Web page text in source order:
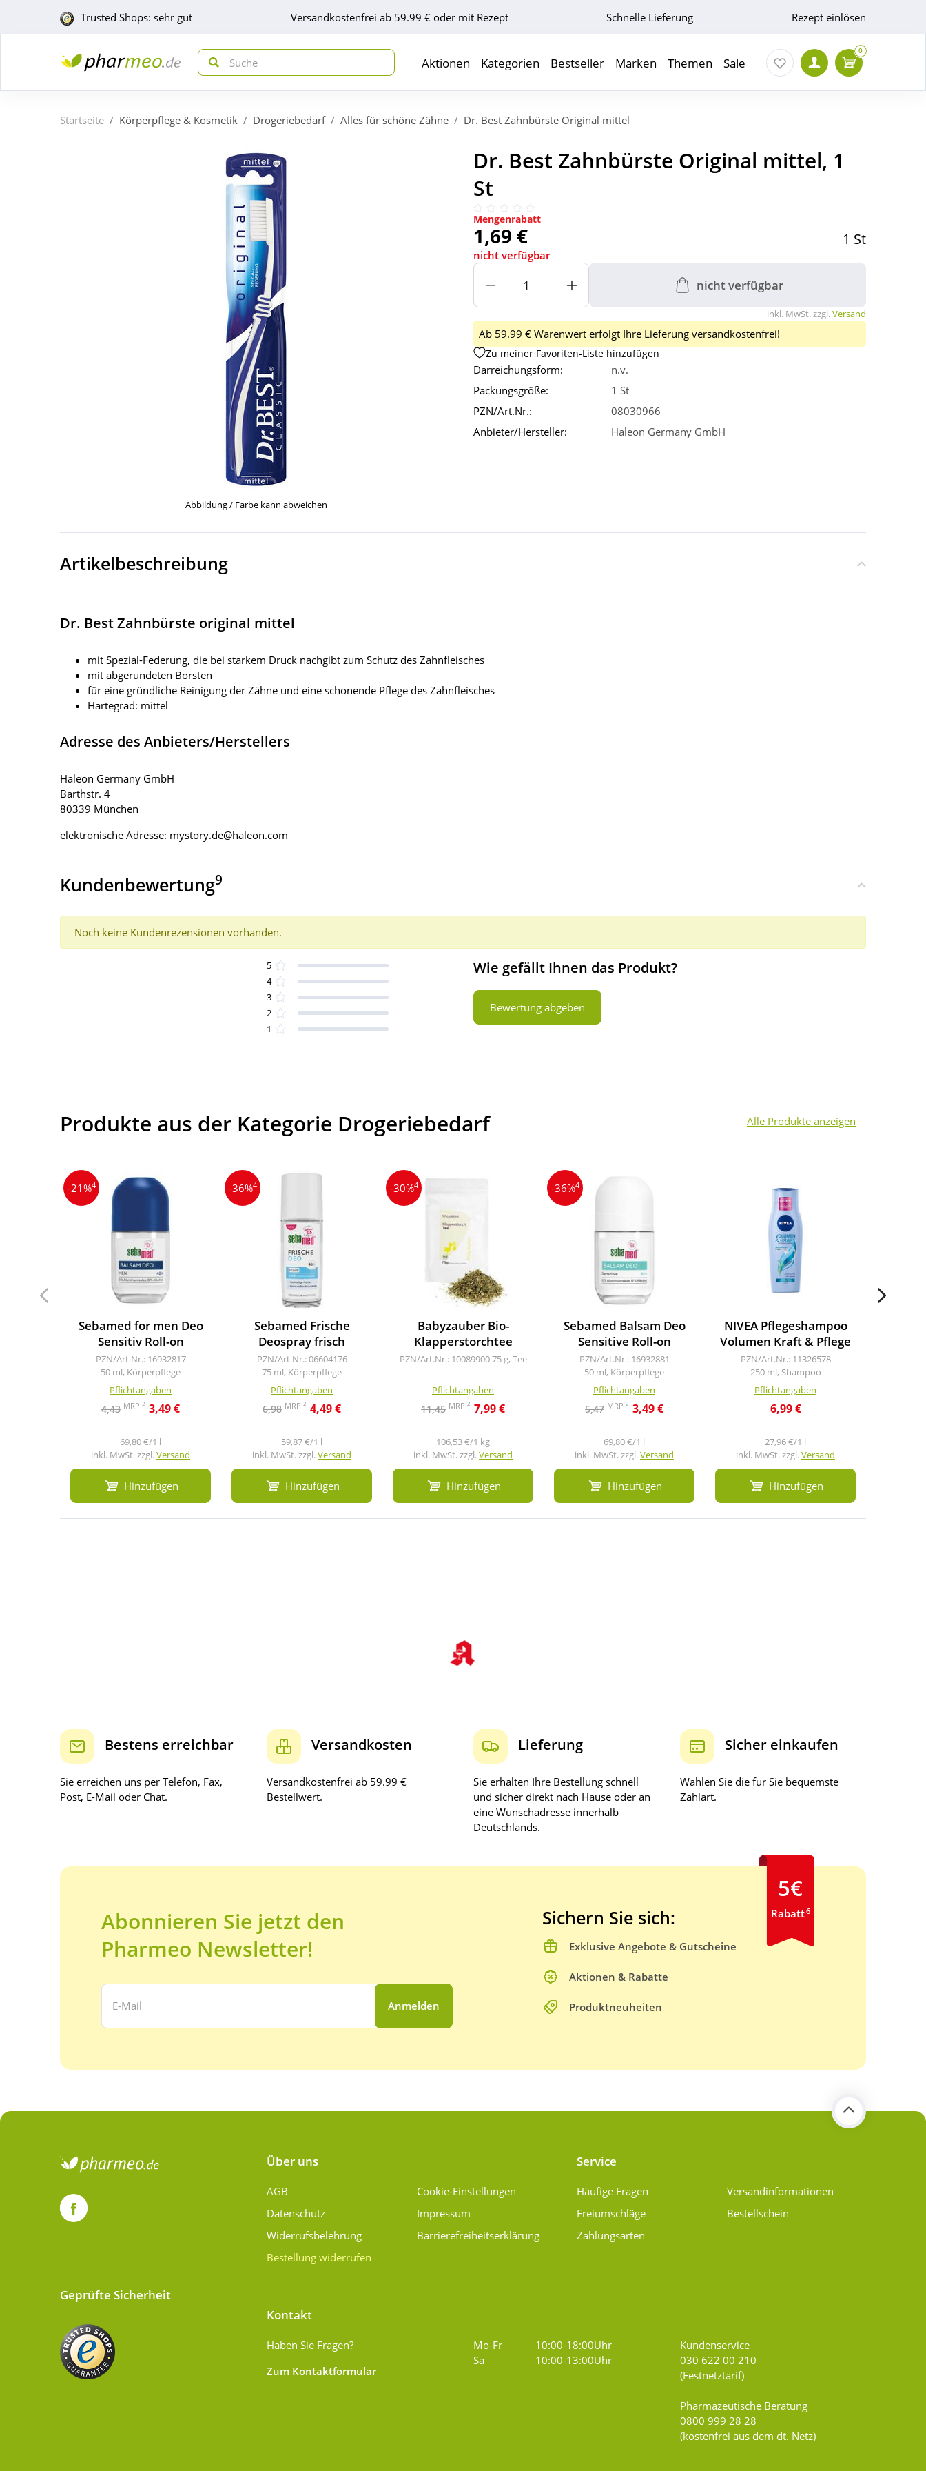
Trusted Shops: sehr gut Versandkostenfrei ab 59.99 € oder mit Rezept Schnelle Lieferung Rezept einlösen
Aktionen Kategorien Bestseller Marken Themen Sale
0
Startseite Körperpflege & Kosmetik Drogeriebedarf Alles für schöne Zähne Dr. Best Zahnbürste Original mittel
Abbildung / Farbe kann abweichen
Dr. Best Zahnbürste Original mittel, 1
St
Mengenrabatt
1,69 € 1 St
nicht verfügbar
nicht verfügbar
inkl. MwSt. zzgl.Versand
Ab 59.99 € Warenwert erfolgt Ihre Lieferung versandkostenfrei!
Zu meiner Favoriten-Liste hinzufügen
Darreichungsform:
n.v.
Packungsgröße:
1 St
PZN/Art.Nr.:
08030966
Anbieter/Hersteller:
Haleon Germany GmbH
Artikelbeschreibung
Dr. Best Zahnbürste original mittel
mit Spezial-Federung, die bei starkem Druck nachgibt zum Schutz des Zahnfleisches
mit abgerundeten Borsten
für eine gründliche Reinigung der Zähne und eine schonende Pflege des Zahnfleisches
Härtegrad: mittel
Adresse des Anbieters/Herstellers
Haleon Germany GmbH
Barthstr. 4
80339 München
elektronische Adresse: mystory.de@haleon.com
Kundenbewertung9
Noch keine Kundenrezensionen vorhanden.
5
4
3
2
1
Wie gefällt Ihnen das Produkt?
Bewertung abgeben
Produkte aus der Kategorie Drogeriebedarf Alle Produkte anzeigen
-21%4
Sebamed for men Deo
Sensitiv Roll-on
PZN/Art.Nr.: 16932817
50 ml, Körperpflege
Pflichtangaben
4,43 MRP 2 3,49 €
69,80 €/1 l
inkl. MwSt. zzgl.Versand
Hinzufügen
-36%4
Sebamed Frische
Deospray frisch
PZN/Art.Nr.: 06604176
75 ml, Körperpflege
Pflichtangaben
6,98 MRP 2 4,49 €
59,87 €/1 l
inkl. MwSt. zzgl.Versand
Hinzufügen
-30%4
Babyzauber Bio-
Klapperstorchtee
PZN/Art.Nr.: 1008990075 g, Tee
Pflichtangaben
11,45 MRP 2 7,99 €
106,53 €/1 kg
inkl. MwSt. zzgl.Versand
Hinzufügen
-36%4
Sebamed Balsam Deo
Sensitive Roll-on
PZN/Art.Nr.: 16932881
50 ml, Körperpflege
Pflichtangaben
5,47 MRP 2 3,49 €
69,80 €/1 l
inkl. MwSt. zzgl.Versand
Hinzufügen
NIVEA Pflegeshampoo
Volumen Kraft & Pflege
PZN/Art.Nr.: 11326578
250 ml, Shampoo
Pflichtangaben
6,99 €
27,96 €/1 l
inkl. MwSt. zzgl.Versand
Hinzufügen
Bestens erreichbar
Sie erreichen uns per Telefon, Fax,
Post, E-Mail oder Chat.
Versandkosten
Versandkostenfrei ab 59.99 €
Bestellwert.
Lieferung
Sie erhalten Ihre Bestellung schnell
und sicher direkt nach Hause oder an
eine Wunschadresse innerhalb
Deutschlands.
Sicher einkaufen
Wählen Sie die für Sie bequemste
Zahlart.
Abonnieren Sie jetzt den
Pharmeo Newsletter!
Ihre E-Mail Adresse:
Anmelden
Sichern Sie sich:
Exklusive Angebote & Gutscheine
Aktionen & Rabatte
Produktneuheiten
5€
Rabatt6
Über uns
AGB
Datenschutz
Widerrufsbelehrung
Bestellung widerrufen
Cookie-Einstellungen
Impressum
Barrierefreiheitserklärung
Service
Häufige Fragen
Freiumschläge
Zahlungsarten
Versand­informationen
Bestellschein
Kontakt
Haben Sie Fragen?
Zum Kontaktformular
Mo-Fr
10:00-18:00Uhr
Sa
10:00-13:00Uhr
Kundenservice
030 622 00 210
(Festnetztarif)
Pharmazeutische Beratung
0800 999 28 28
(kostenfrei aus dem dt. Netz)
Geprüfte Sicherheit